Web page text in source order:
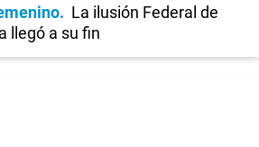
La ilusión Federal de
llegó a su fin